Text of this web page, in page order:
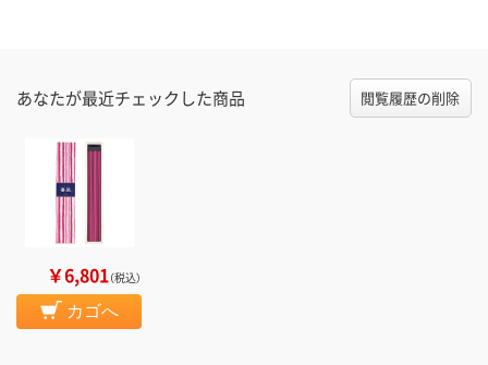
あなたが最近チェックした商品 閲覧履歴の削除
￥6,801（税込）
カゴへ